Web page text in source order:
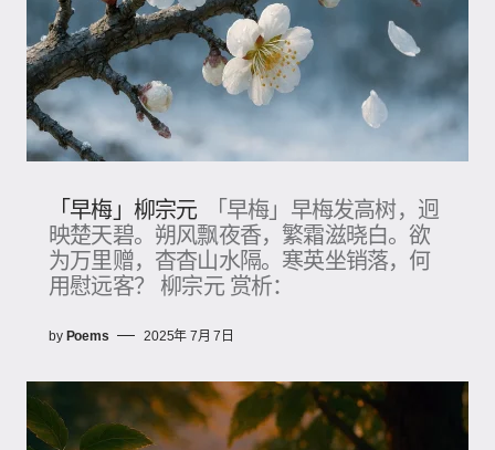
「早梅」柳宗元
「早梅」早梅发高树，迥
映楚天碧。朔风飘夜香，繁霜滋晓白。欲
为万里赠，杳杳山水隔。寒英坐销落，何
用慰远客？ 柳宗元 赏析：
by Poems 2025年 7月 7日